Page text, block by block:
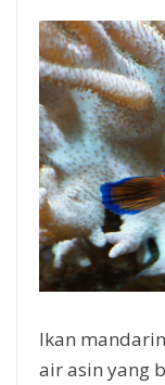
Ikan
air asin yang